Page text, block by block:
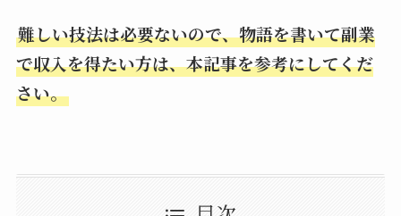
難しい技法は必要ないので、物語を書いて副業
で収入を得たい方は、本記事を参考にしてくだ
さい。